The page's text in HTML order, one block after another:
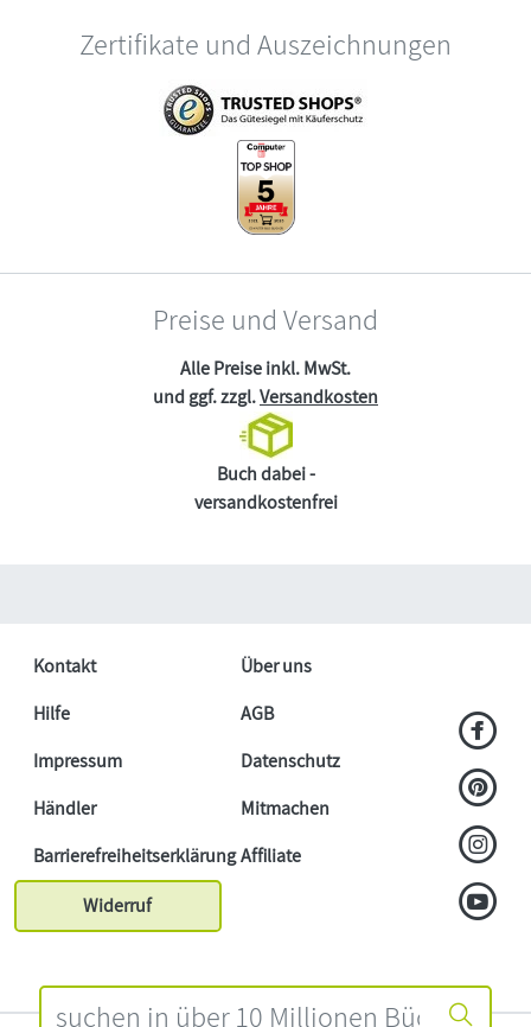
Zertifikate und Auszeichnungen
Preise und Versand
Alle Preise inkl. MwSt.
und ggf. zzgl.Versandkosten
Buch dabei -
versandkostenfrei
Kontakt
Über uns
Hilfe
AGB
Impressum
Datenschutz
Händler
Mitmachen
BarrierefreiheitserklärungAffiliate
Widerruf